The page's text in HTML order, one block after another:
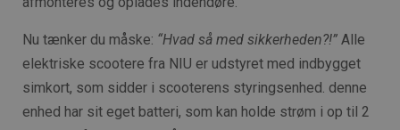
Nu tænker du måske: “Hvad så med sikkerheden?!” Alle
elektriske scootere fra NIU er udstyret med indbygget
simkort, som sidder i scooterens styringsenhed. denne
enhed har sit eget batteri, som kan holde strøm i op til 2